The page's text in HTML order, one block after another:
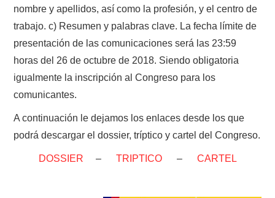
nombre y apellidos, así como la profesión, y el centro de
trabajo. c) Resumen y palabras clave. La fecha límite de
presentación de las comunicaciones será las 23:59
horas del 26 de octubre de 2018. Siendo obligatoria
igualmente la inscripción al Congreso para los
comunicantes.
A continuación le dejamos los enlaces desde los que
podrá descargar el dossier, tríptico y cartel del Congreso.
DOSSIER – TRIPTICO– CARTEL